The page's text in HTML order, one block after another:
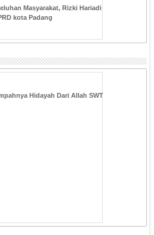
Masyarakat, Rizki Hariadi
kota Padang
Hidayah Dari Allah SWT